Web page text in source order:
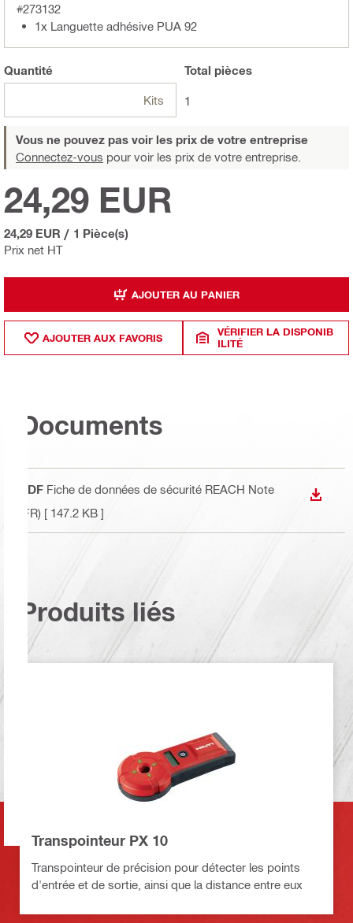
#273132
1x Languette adhésive PUA 92
Quantité
Kits
Total pièces
1
Vous ne pouvez pas voir les prix de votre entreprise
Connectez-vous pour voir les prix de votre entreprise.
Prix net HT
24,29 EUR
24,29 EUR / 1 Pièce(s)
AJOUTER AU PANIER
AJOUTER AUX FAVORIS
VÉRIFIER LA DISPONIB
ILITÉ
Documents
PDF Fiche de données de sécurité REACH Note
(FR) [ 147.2 KB ]
Produits liés
Transpointeur PX 10
Transpointeur de précision pour détecter les points
d'entrée et de sortie, ainsi que la distance entre eux